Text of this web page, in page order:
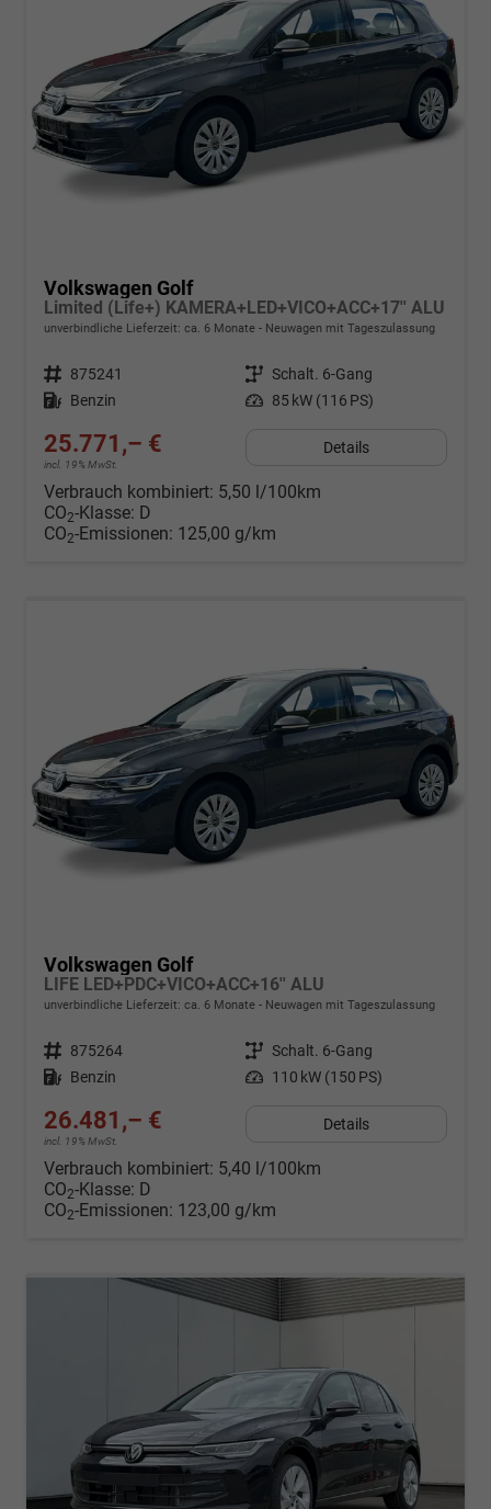
Volkswagen Golf
Limited (Life+) KAMERA+LED+VICO+ACC+17'' ALU
unverbindliche Lieferzeit: ca. 6 Monate Neuwagen mit Tageszulassung
Fahrzeugnr. 875241 Getriebe Schalt. 6-Gang
Kraftstoff Benzin Leistung 85 kW (116 PS)
25.771,– €
incl. 19% MwSt.
Details
Verbrauch kombiniert: 5,50 l/100km
CO2-Klasse: D
CO2-Emissionen: 125,00 g/km
Volkswagen Golf
LIFE LED+PDC+VICO+ACC+16'' ALU
unverbindliche Lieferzeit: ca. 6 Monate Neuwagen mit Tageszulassung
Fahrzeugnr. 875264 Getriebe Schalt. 6-Gang
Kraftstoff Benzin Leistung 110 kW (150 PS)
26.481,– €
incl. 19% MwSt.
Details
Verbrauch kombiniert: 5,40 l/100km
CO2-Klasse: D
CO2-Emissionen: 123,00 g/km